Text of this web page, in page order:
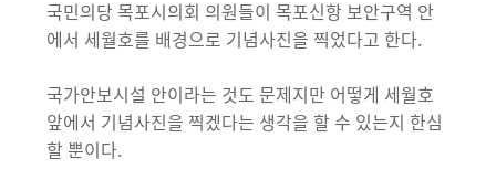
국민의당 목포시의회 의원들이 목포신항 보안구역 안
에서 세월호를 배경으로 기념사진을 찍었다고 한다.
국가안보시설 안이라는 것도 문제지만 어떻게 세월호
앞에서 기념사진을 찍겠다는 생각을 할 수 있는지 한심
할 뿐이다.